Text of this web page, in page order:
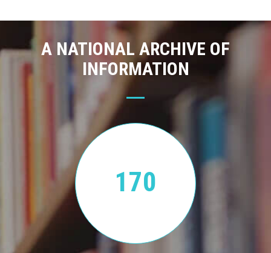
A NATIONAL ARCHIVE OF
INFORMATION
170